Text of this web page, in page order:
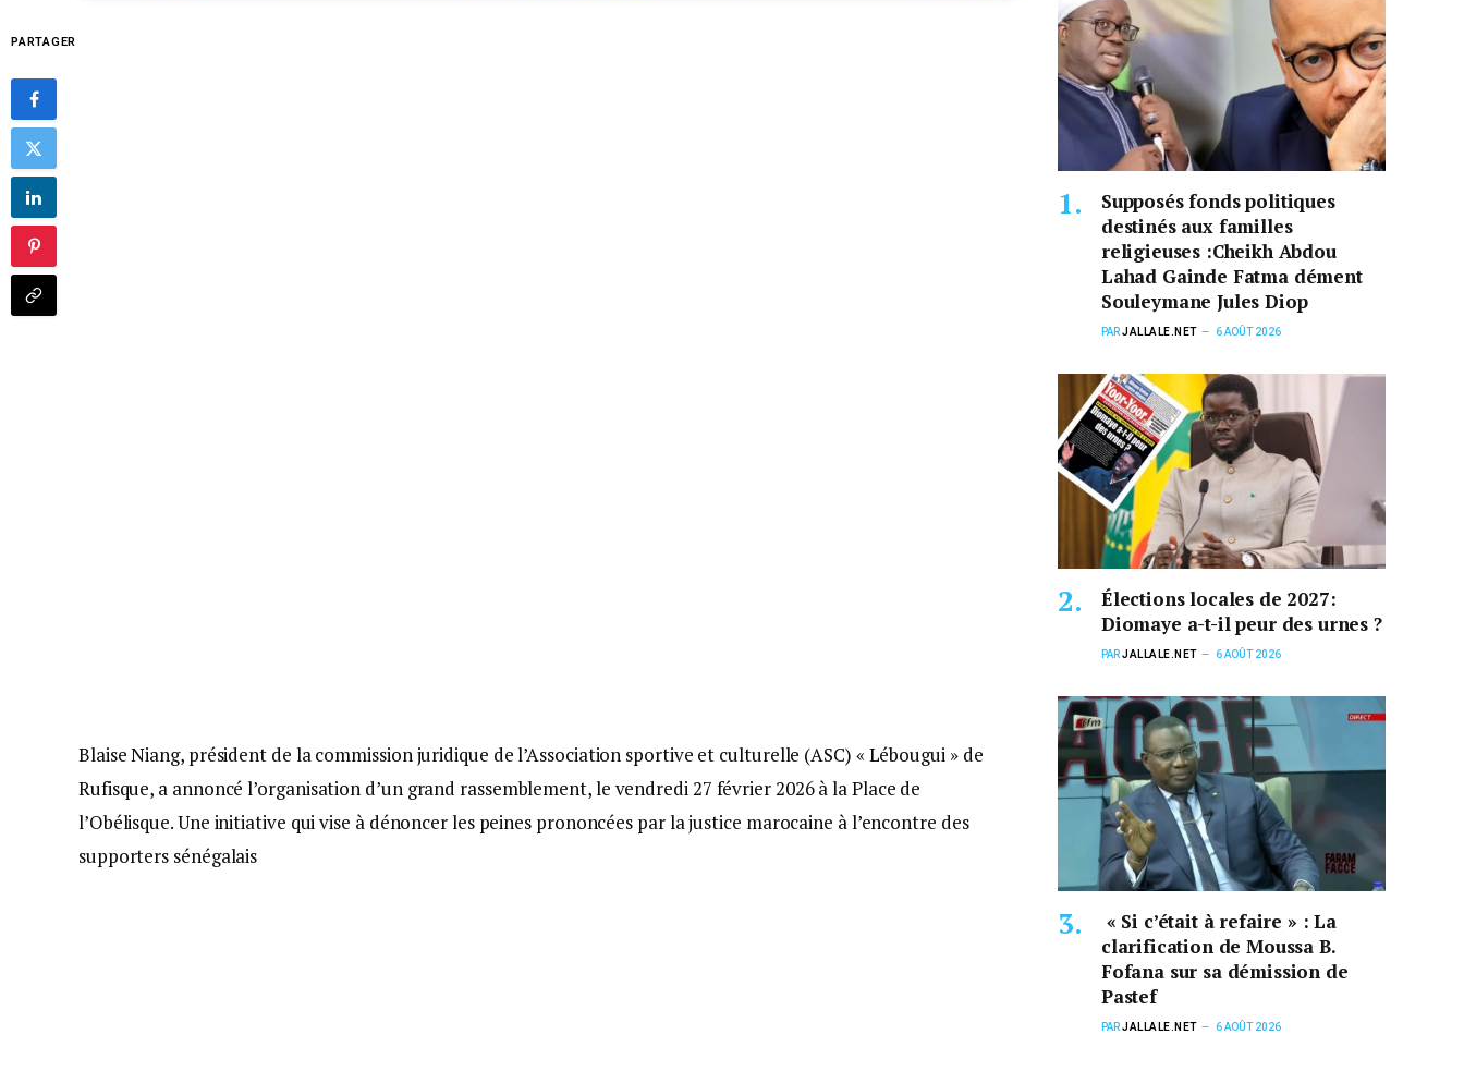
PARTAGER
Blaise Niang, président de la commission juridique de l’Association sportive et culturelle (ASC) « Lébougui » de
Rufisque, a annoncé l’organisation d’un grand rassemblement, le vendredi 27 février 2026 à la Place de
l’Obélisque. Une initiative qui vise à dénoncer les peines prononcées par la justice marocaine à l’encontre des
supporters sénégalais
Supposés fonds politiques
destinés aux familles
religieuses :Cheikh Abdou
Lahad Gainde Fatma dément
Souleymane Jules Diop
PARJALLALE.NET 6 AOÛT 2026
Élections locales de 2027:
Diomaye a-t-il peur des urnes ?
PARJALLALE.NET 6 AOÛT 2026
« Si c’était à refaire » : La
clarification de Moussa B.
Fofana sur sa démission de
Pastef
PARJALLALE.NET 6 AOÛT 2026